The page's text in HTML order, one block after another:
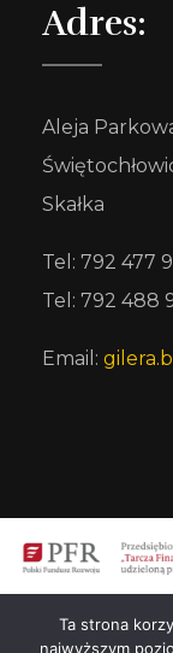
Adres:
Aleja
Skałka
Tel: 792 477
Tel: 792 488
Email:
Ta strona
najwyższym